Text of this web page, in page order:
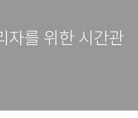
자를 위한 시간관